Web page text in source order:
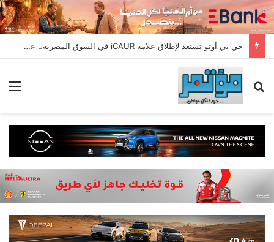
جي بي أوتو تستعد لإطلاق علامة iCAUR في السوق المصرية علامة عالمية جديدة لسيارات الطاقة الجديدة تجمع بين التكنولوجيا الذكية والتصميم الجريء وروح المغامر
بحث عن